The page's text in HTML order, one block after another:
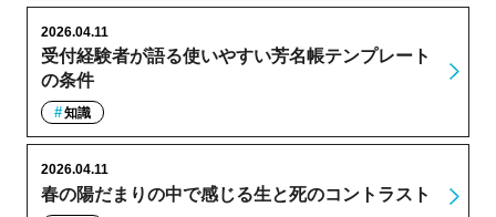
受付経験者が語る使いやすい芳名帳テンプレート
の条件
2026.04.11
知識
春の陽だまりの中で感じる生と死のコントラスト
2026.04.11